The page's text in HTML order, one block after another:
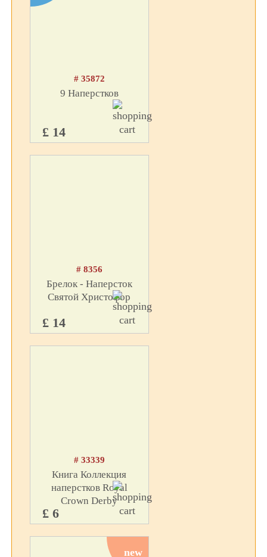
# 35872
9 Наперстков
£ 14
# 8356
Брелок - Наперсток
Святой Христофор
£ 14
# 33339
Книга Коллекция
наперстков Royal
Crown Derby
£ 6
new